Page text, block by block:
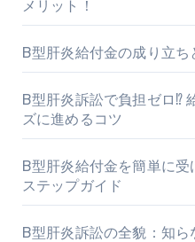
メリット！
B型肝炎給付金の成り立ち
B型肝炎訴訟で負担ゼロ⁉
ズに進めるコツ
B型肝炎給付金を簡単に
ステップガイド
B型肝炎訴訟の全貌：知